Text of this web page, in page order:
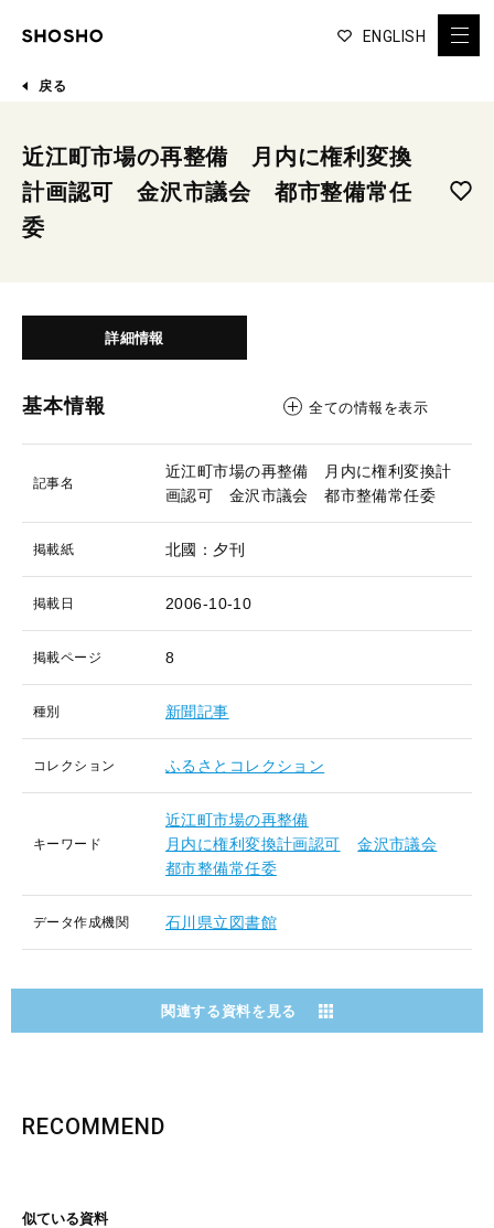
ENGLISH
戻る
近江町市場の再整備 月内に権利変換
計画認可 金沢市議会 都市整備常任
委
詳細情報
基本情報 全ての情報を表示
記事名
近江町市場の再整備 月内に権利変換計
画認可 金沢市議会 都市整備常任委
掲載紙 北國：夕刊
掲載日 2006-10-10
掲載ページ 8
種別 新聞記事
コレクション ふるさとコレクション
キーワード
近江町市場の再整備
月内に権利変換計画認可
金沢市議会
都市整備常任委
データ作成機関 石川県立図書館
関連する資料を見る
RECOMMEND
似ている資料